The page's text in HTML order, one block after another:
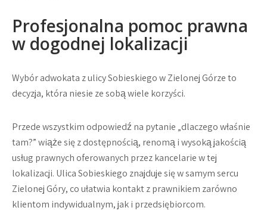
Profesjonalna pomoc prawna
w dogodnej lokalizacji
Wybór adwokata z ulicy Sobieskiego w Zielonej Górze to
decyzja, która niesie ze sobą wiele korzyści.
Przede wszystkim odpowiedź na pytanie „dlaczego właśnie
tam?” wiąże się z dostępnością, renomą i wysoką jakością
usług prawnych oferowanych przez kancelarie w tej
lokalizacji. Ulica Sobieskiego znajduje się w samym sercu
Zielonej Góry, co ułatwia kontakt z prawnikiem zarówno
klientom indywidualnym, jak i przedsiębiorcom.